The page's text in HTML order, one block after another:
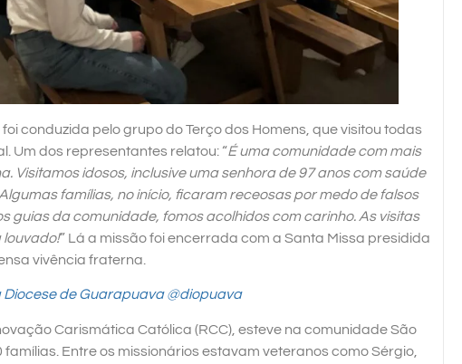
conduzida pelogrupo do Terço dos Homens, que visitou todas
Um dos representantes relatou: “É uma comunidade com mais
Visitamos idosos, inclusive uma senhora de 97 anos com saúde
famílias, no início, ficaram receosas por medo de falsos
guias da comunidade, fomos acolhidos com carinho. As visitas
louvado!” Lá a missão foi encerrada com a Santa Missa presidida
vivência fraterna.
Diocese de Guarapuava @diopuava
Carismática Católica (RCC), esteve na comunidadeSão
Entre os missionários estavam veteranos como Sérgio,